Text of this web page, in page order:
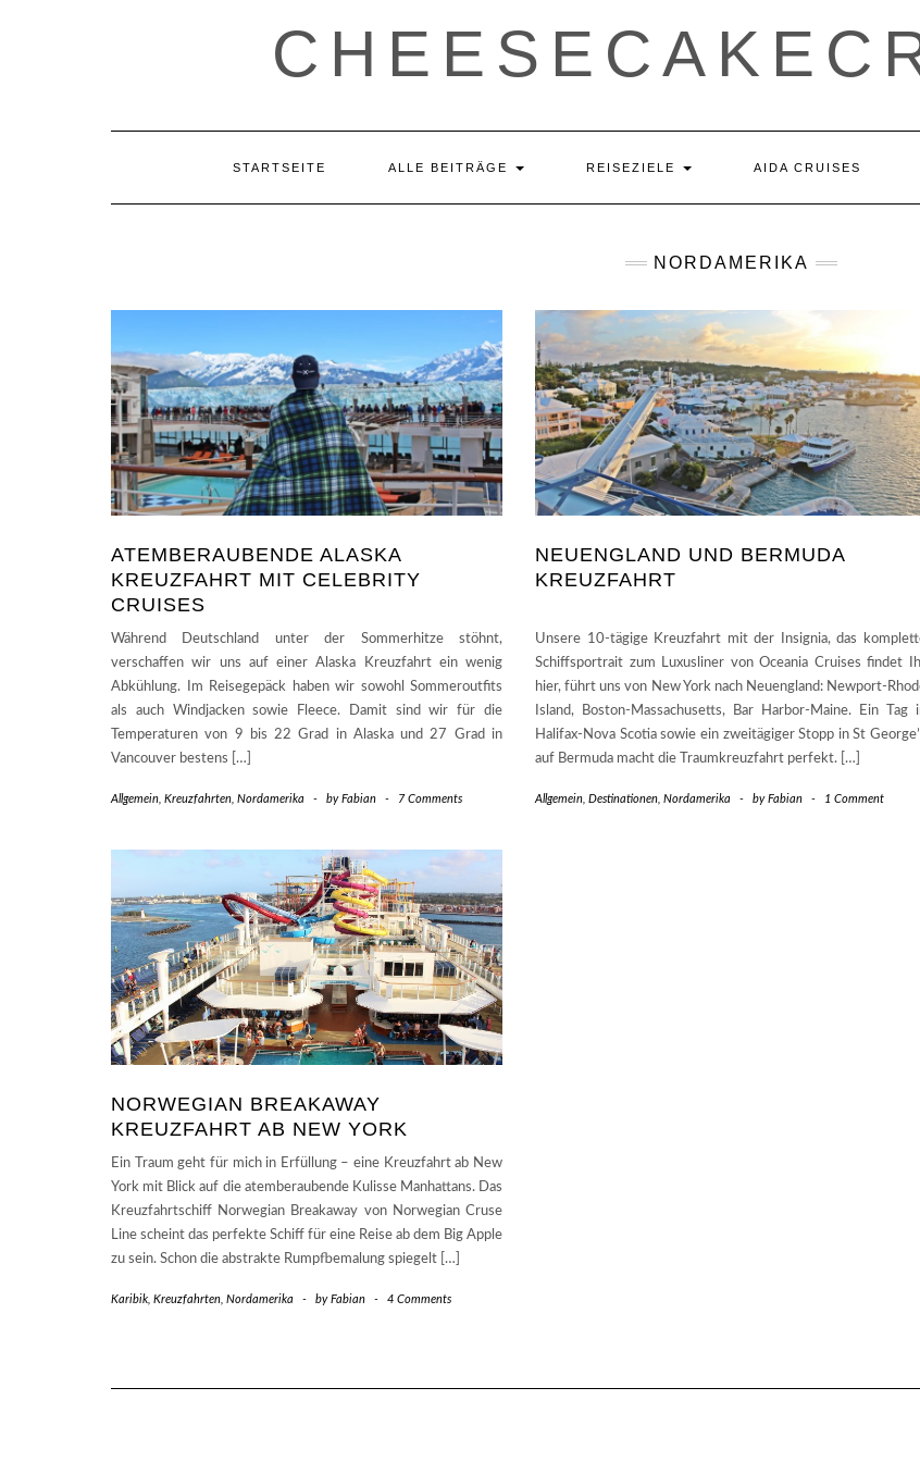
STARTSEITE ALLE BEITRÄGE REISEZIELE AIDA CRUISES
NORDAMERIKA
ATEMBERAUBENDE ALASKA
KREUZFAHRT MIT CELEBRITY
CRUISES
Während Deutschland unter der Sommerhitze stöhnt,
verschaffen wir uns auf einer Alaska Kreuzfahrt ein wenig
Abkühlung. Im Reisegepäck haben wir sowohl Sommeroutfits
als auch Windjacken sowie Fleece. Damit sind wir für die
Temperaturen von 9 bis 22 Grad in Alaska und 27 Grad in
Vancouver bestens […]
Allgemein, Kreuzfahrten, Nordamerika - byFabian - 7 Comments
NEUENGLAND UND BERMUDA
KREUZFAHRT
Unsere 10-tägige Kreuzfahrt mit der Insignia, das
Schiffsportrait zum Luxusliner von Oceania Cruises findet
hier, führt uns von New York nach Neuengland: Newport-
Island, Boston-Massachusetts, Bar Harbor-Maine. Ein Tag
Halifax-Nova Scotia sowie ein zweitägiger Stopp in St
auf Bermuda macht die Traumkreuzfahrt perfekt. […]
Allgemein, Destinationen, Nordamerika - byFabian - 1 Comment
NORWEGIAN BREAKAWAY
KREUZFAHRT AB NEW YORK
Ein Traum geht für mich in Erfüllung – eine Kreuzfahrt ab New
York mit Blick auf die atemberaubende Kulisse Manhattans. Das
Kreuzfahrtschiff Norwegian Breakaway von Norwegian Cruse
Line scheint das perfekte Schiff für eine Reise ab dem Big Apple
zu sein. Schon die abstrakte Rumpfbemalung spiegelt […]
Karibik Kreuzfahrten Nordamerika - byFabian - 4 Comments